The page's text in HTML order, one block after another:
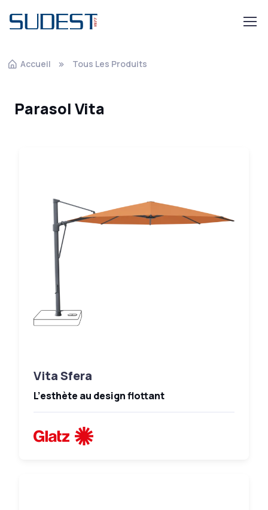
Accueil Tous Les Produits
Parasol Vita
Vita Sfera
L’esthète au design flottant